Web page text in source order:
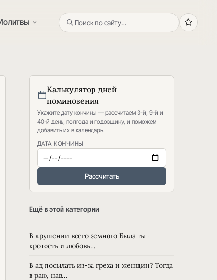
Калькулятор дней
поминовения
Укажите дату кончины — рассчитаем 3-й, 9-й и
40-й день, полгода и годовщину, и поможем
добавить их в календарь.
ДАТА КОНЧИНЫ
Рассчитать
Ещё в этой категории
В крушении всего земного Была ты —
кротость и любовь…
В ад посылать из-за греха и женщин? Тогда
в раю, нав…